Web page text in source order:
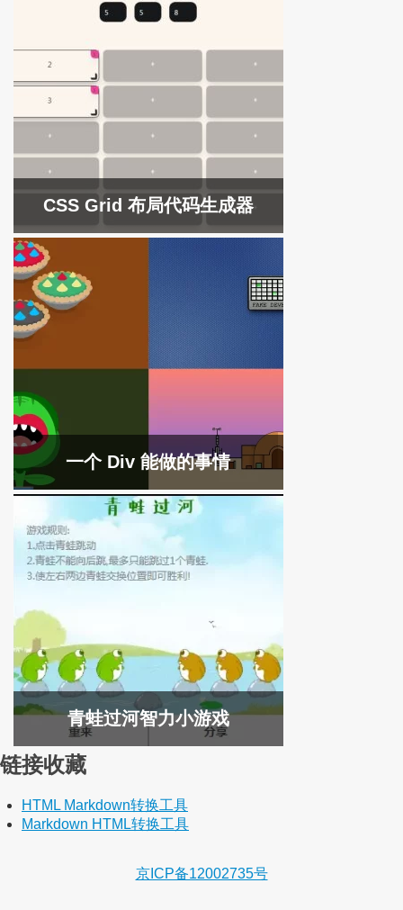
CSS Grid 布局代码生成器
一个 Div 能做的事情
青蛙过河智力小游戏
链接收藏
HTML Markdown转换工具
Markdown HTML转换工具
京ICP备12002735号